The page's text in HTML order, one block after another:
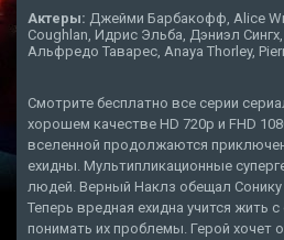
Актеры: Джейми Барбакофф, Alice
Coughlan, Идрис Эльба, Дэниэл
Альфредо Таварес, Anaya Thorley,
Смотрите бесплатно все серии
хорошем качестве HD 720p и FHD
вселенной продолжаются
ехидны. Мультипликационные
людей. Верный Наклз обещал Сонику
Теперь вредная ехидна учится жить
понимать их проблемы. Герой хочет